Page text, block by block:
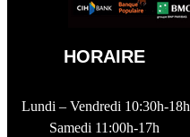
HORAIRE
Lundi – Vendredi 10:30h-18h
Samedi 11:00h-17h